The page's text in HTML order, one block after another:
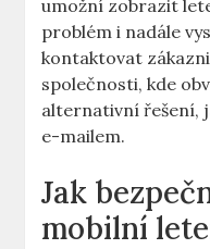
umožní zobrazit
problém i nadále
kontaktovat
společnosti, kde
alternativní řešení,
e-mailem.
Jak
mobilní